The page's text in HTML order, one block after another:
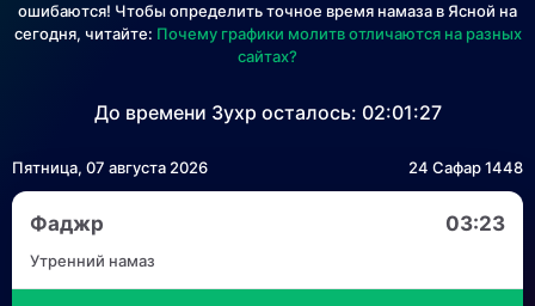
ошибаются! Чтобы определить точное время намаза в Ясной на
сегодня, читайте: Почему графики молитв отличаются на разных
сайтах?
До времени Зухр осталось: 02:01:27
Пятница, 07 августа 2026 24 Сафар 1448
Фаджр 03:23
Утренний намаз